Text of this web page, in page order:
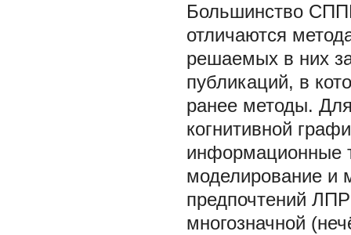
Большинство
отличаются
решаемых в них
публикаций, в
ранее методы.
когнитивной
информационные
моделирование и
предпочтений
многозначной